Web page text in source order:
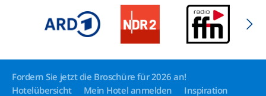
Fordern Sie jetzt die Broschüre für 2026 an!
Hotelübersicht
Mein Hotel anmelden Inspiration